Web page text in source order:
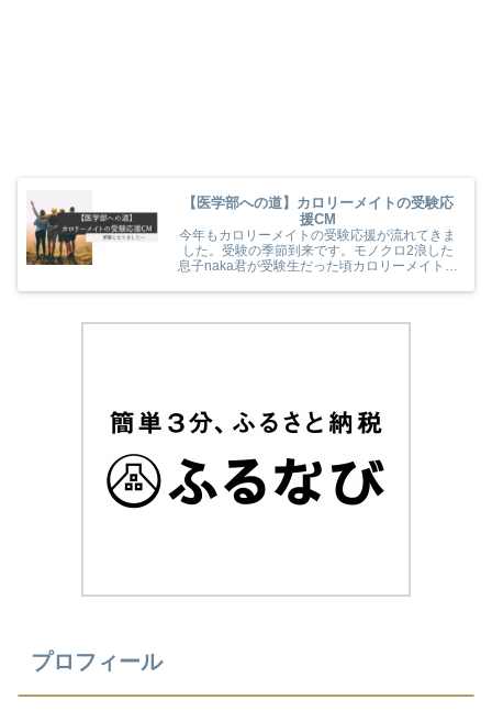
【医学部への道】カロリーメイトの受験応
援CM
今年もカロリーメイトの受験応援が流れてきま
した。受験の季節到来です。モノクロ2浪した
息子naka君が受験生だった頃カロリーメイトの
(^^) 今年のカロリーメイトの受験応援CMも音
プロフィール